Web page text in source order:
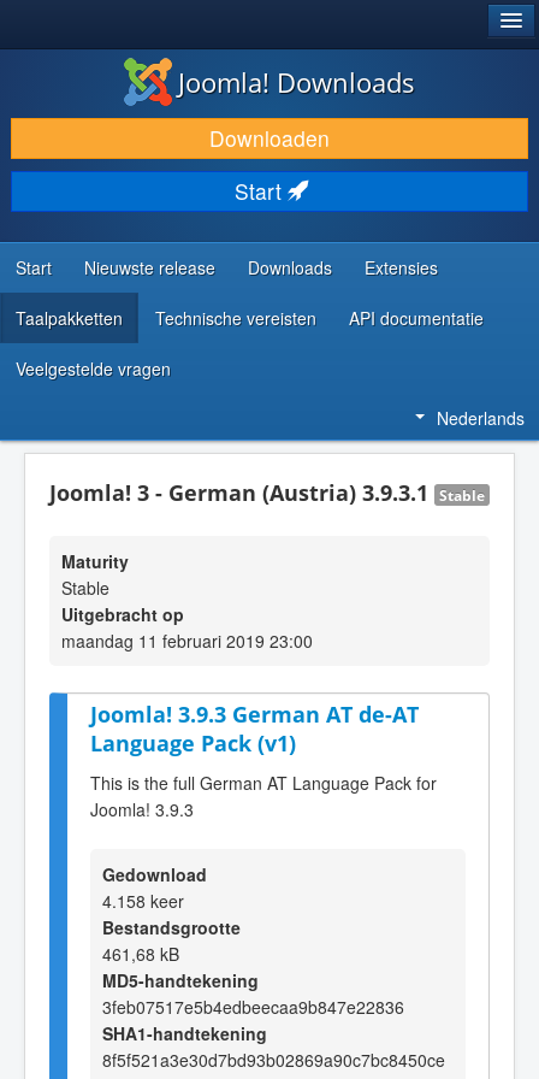
DOWNLOAD & BREID UIT
ONTDEK & LEER
COMMUNITY & ONDERSTEUNING
ONTWIKKELAARSBRONNEN
Joomla! Downloads
Downloaden
Start
Start Nieuwste release Downloads Extensies
Taalpakketten Technische vereisten API documentatie
Veelgestelde vragen
Nederlands
Joomla! 3 - German (Austria) 3.9.3.1 Stable
Maturity
Stable
Uitgebracht op
maandag 11 februari 2019 23:00
Joomla! 3.9.3 German AT de-AT
Language Pack (v1)
This is the full German AT Language Pack for
Joomla! 3.9.3
Gedownload
4.158 keer
Bestandsgrootte
461,68 kB
MD5-handtekening
3feb07517e5b4edbeecaa9b847e22836
SHA1-handtekening
8f5f521a3e30d7bd93b02869a90c7bc8450ce